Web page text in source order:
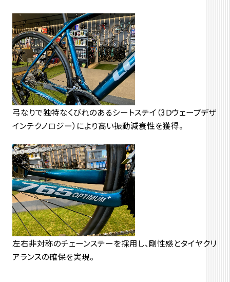
弓なりで独特なくびれのあるシートステイ（3Ｄウェーブデザ
インテクノロジー）により高い振動減衰性を獲得。
左右非対称のチェーンステーを採用し、剛性感とタイヤクリ
アランスの確保を実現。